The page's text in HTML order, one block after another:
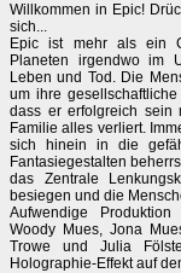
Willkommen in Epic!
sich...
Epic ist mehr als ein
Planeten irgendwo im
Leben und Tod. Die
um ihre
dass er erfolgreich sein
Familie alles verliert.
sich hinein in die
Fantasiegestalten
das Zentrale
besiegen und die
Aufwendige
Woody Mues, Jona
Trowe und Julia
Holographie-Effekt auf